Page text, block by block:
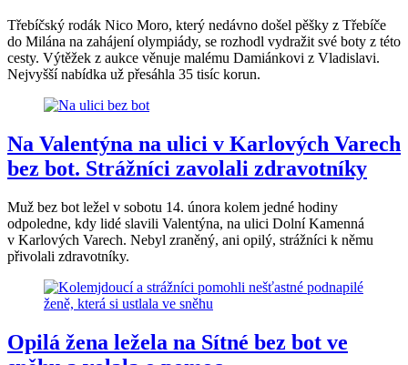
Třebíčský rodák Nico Moro, který nedávno došel pěšky z Třebíče
do Milána na zahájení olympiády, se rozhodl vydražit své boty z této
cesty. Výtěžek z aukce věnuje malému Damiánkovi z Vladislavi.
Nejvyšší nabídka už přesáhla 35 tisíc korun.
Na Valentýna na ulici v Karlových Varech
bez bot. Strážníci zavolali zdravotníky
Muž bez bot ležel v sobotu 14. února kolem jedné hodiny
odpoledne, kdy lidé slavili Valentýna, na ulici Dolní Kamenná
v Karlových Varech. Nebyl zraněný, ani opilý, strážníci k němu
přivolali zdravotníky.
Opilá žena ležela na Sítné bez bot ve